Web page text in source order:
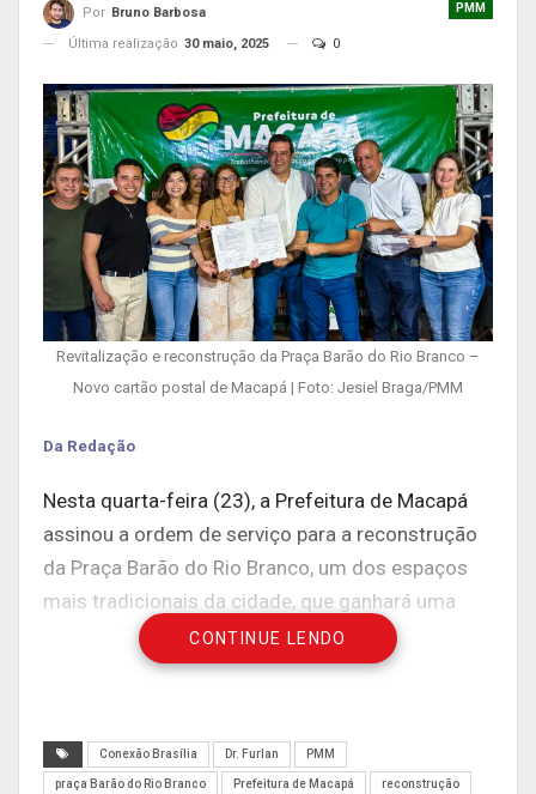
PMM
Por Bruno Barbosa
Última realização 30 maio, 2025 0
Revitalização e reconstrução da Praça Barão do Rio Branco –
Novo cartão postal de Macapá | Foto: Jesiel Braga/PMM
Da Redação
Nesta quarta-feira (23), a Prefeitura de Macapá
assinou a ordem de serviço para a reconstrução
da Praça Barão do Rio Branco, um dos espaços
mais tradicionais da cidade, que ganhará uma
nova estrutura moderna, acessível e
multifuncional. Com mais de 13 mil metros
tornar um polo de lazer, cultura, esporte e
turismo, além de fomentar a economia local.
CONTINUE LENDO
Conexão Brasília Dr. Furlan PMM
praça Barão do Rio Branco Prefeitura de Macapá reconstrução